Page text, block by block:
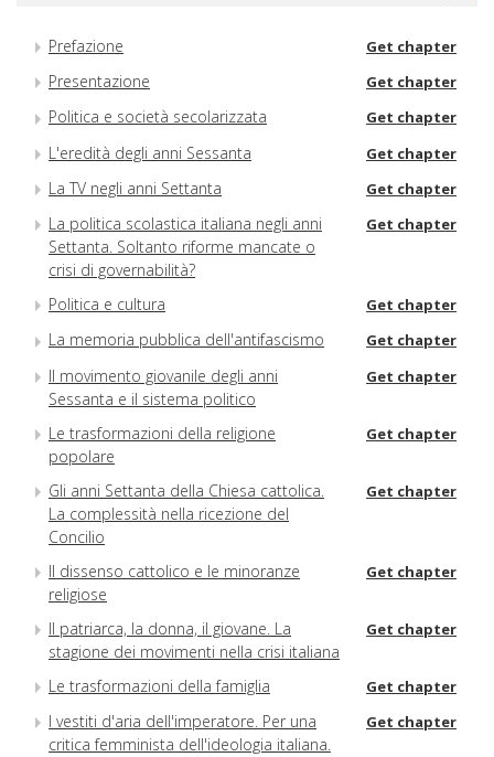
Prefazione Get chapter
Presentazione Get chapter
Politica e società secolarizzata Get chapter
L'eredità degli anni Sessanta Get chapter
La TV negli anni Settanta Get chapter
La politica scolastica italiana negli anni
Settanta. Soltanto riforme mancate o
crisi di governabilità?
Get chapter
Politica e cultura Get chapter
La memoria pubblica dell'antifascismo Get chapter
Il movimento giovanile degli anni
Sessanta e il sistema politico
Get chapter
Le trasformazioni della religione
popolare
Get chapter
Gli anni Settanta della Chiesa cattolica.
La complessità nella ricezione del
Concilio
Get chapter
Il dissenso cattolico e le minoranze
religiose
Get chapter
Il patriarca, la donna, il giovane. La
stagione dei movimenti nella crisi italiana
Get chapter
Le trasformazioni della famiglia Get chapter
I vestiti d'aria dell'imperatore. Per una
critica femminista dell'ideologia italiana.
Get chapter